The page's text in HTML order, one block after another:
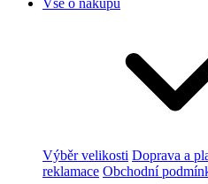
Vše o nákupu
Výběr velikosti Doprava a
reklamace Obchodní